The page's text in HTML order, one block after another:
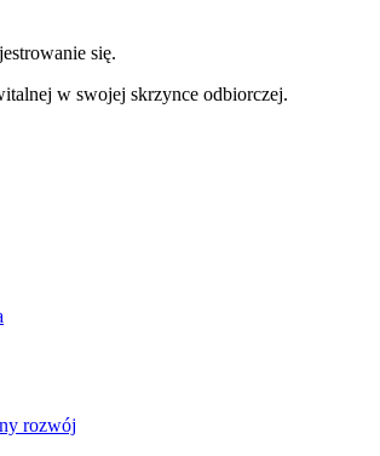
się.
w swojej skrzynce odbiorczej.
rozwój